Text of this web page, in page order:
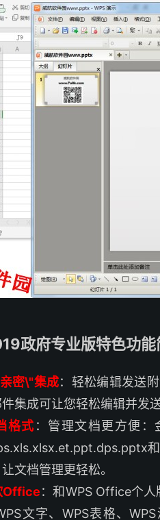
政府专业版特色功能
密\"集成：轻松编辑发送
集成可让您轻松编辑并发
格式：管理文档更方便
和
文档管理更轻松。
Office：和WPS Office个
文字、WPS表格、